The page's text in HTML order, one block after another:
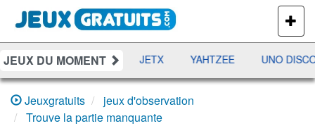
PLUS
DE
JEUX
JEUX DU MOMENT
DAMES RAMI JETX YAHTZEE UNO DISCO
Jeuxgratuits
jeux d'observation
Trouve la partie manquante